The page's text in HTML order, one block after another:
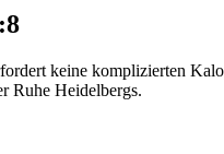
keine komplizierten
Ruhe Heidelbergs.